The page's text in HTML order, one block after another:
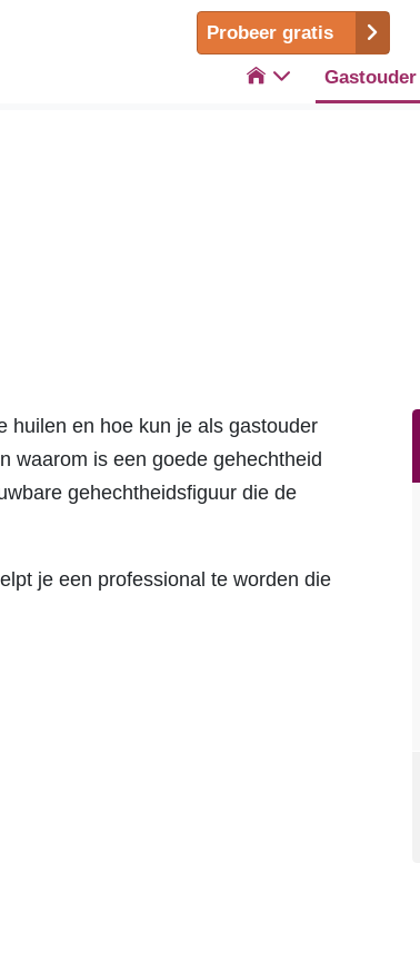
Probeer gratis
 Gastouder
huilen en hoe kun je als gastouder
waarom is een goede gehechtheid
gehechtheidsfiguur die de
je een professional te worden die